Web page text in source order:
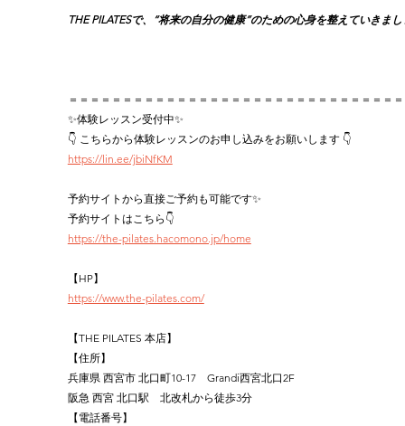
THE PILATESで、“将来の自分の健康”のための心身を整えていきま
＝＝＝＝＝＝＝＝＝＝＝＝＝＝＝＝＝＝＝＝＝＝＝＝＝＝＝＝＝＝
✨体験レッスン受付中✨
👇 こちらから体験レッスンのお申し込みをお願いします 👇
https://lin.ee/jbiNfKM
予約サイトから直接ご予約も可能です✨
予約サイトはこちら👇
https://the-pilates.hacomono.jp/home
【HP】
https://www.the-pilates.com/
【THE PILATES 本店】
【住所】
兵庫県 西宮市 北口町10-17　Grandi西宮北口2F
阪急 西宮 北口駅　北改札から徒歩3分
【電話番号】